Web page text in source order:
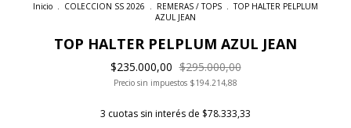
Inicio . COLECCION SS 2026 . REMERAS / TOPS . TOP HALTER PELPLUM
AZUL JEAN
TOP HALTER PELPLUM AZUL JEAN
$235.000,00 $295.000,00
Precio sin impuestos $194.214,88
3 cuotas sin interés de $78.333,33